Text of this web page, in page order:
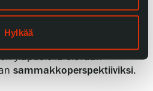
Hylkää
ylä- tai alapuolella.
pystysuoria linjoja
yläpuolella, sen
yläpuolella olevaan
sammakkoperspektiiviksi.